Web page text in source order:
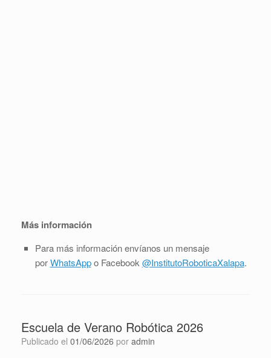
Más información
Para más información envíanos un mensaje
porWhatsAppo Facebook @InstitutoRoboticaXalapa.
Escuela de Verano Robótica 2026
Publicado el 01/06/2026 por admin